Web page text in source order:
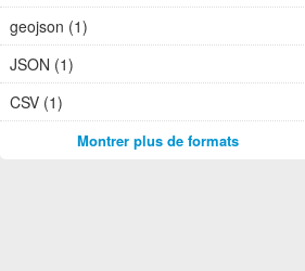
geojson (1)
JSON (1)
CSV (1)
Montrer plus de formats